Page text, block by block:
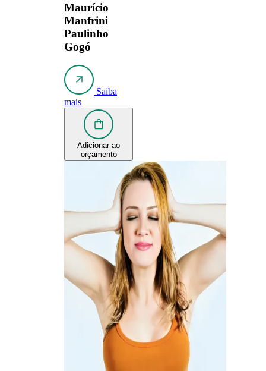
Maurício
Manfrini
Paulinho
Gogó
Saiba
mais
Adicionar ao
orçamento